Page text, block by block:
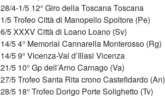
28/4-1/5 12° Giro della Toscana Toscana
1/5 Trofeo Città di Manopello Spoltore (Pe)
6/5 XXXV Città di Loano Loano (Sv)
14/5 4° Memorial Cannarella Monterosso (Rg)
14/5 9° Vicenza-Val d’Illasi Vicenza
21/5 10° Gp dell’Arno Carnago (Va)
27/5 Trofeo Santa Rita crono Castefidardo (An)
28/5 18° Trofeo Dorigo Porte Solighetto (Tv)